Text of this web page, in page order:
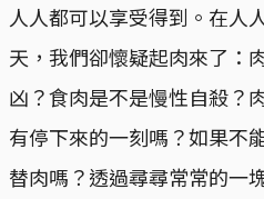
人人都可以享受得到。在人
天，我們卻懷疑起肉來了：
凶？食肉是不是慢性自殺？
有停下來的一刻嗎？如果不
替肉嗎？透過尋尋常常的一